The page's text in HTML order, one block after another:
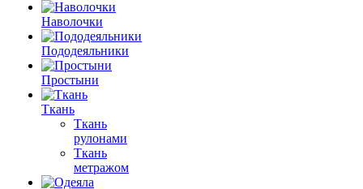
Наволочки
Пододеяльники
Простыни
Ткань
Ткань
рулонами
Ткань
метражом